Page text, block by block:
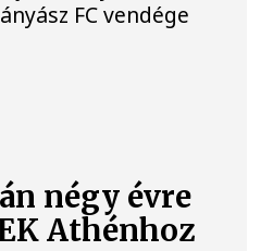
FC vendége
négy évre
Athénhoz